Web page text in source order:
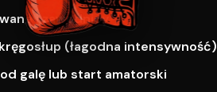
i zawodnicy
(łagodna intensywność)
galę lub start amatorski